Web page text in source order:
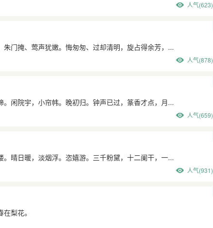
人气(623)
门掩、莺声犹嫩。悔匆匆、过却清明，旋占得余芳，...
人气(878)
闲院宇，小帘帏。晚初归。钟声已过，篆香才点，月...
人气(659)
晴日暖，淡烟浮。恣嬉游。三千粉黛，十二阑干，一...
人气(931)
梨花。